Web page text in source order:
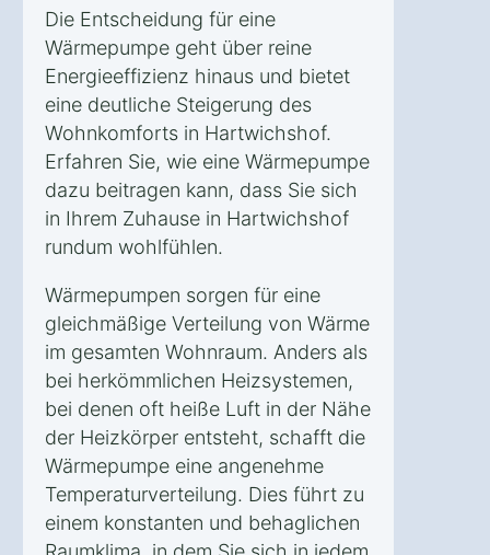
Die Entscheidung für eine
Wärmepumpe geht über reine
Energieeffizienz hinaus und bietet
eine deutliche Steigerung des
Wohnkomforts in Hartwichshof.
Erfahren Sie, wie eine Wärmepumpe
dazu beitragen kann, dass Sie sich
in Ihrem Zuhause in Hartwichshof
rundum wohlfühlen.
Wärmepumpen sorgen für eine
gleichmäßige Verteilung von Wärme
im gesamten Wohnraum. Anders als
bei herkömmlichen Heizsystemen,
bei denen oft heiße Luft in der Nähe
der Heizkörper entsteht, schafft die
Wärmepumpe eine angenehme
Temperaturverteilung. Dies führt zu
einem konstanten und behaglichen